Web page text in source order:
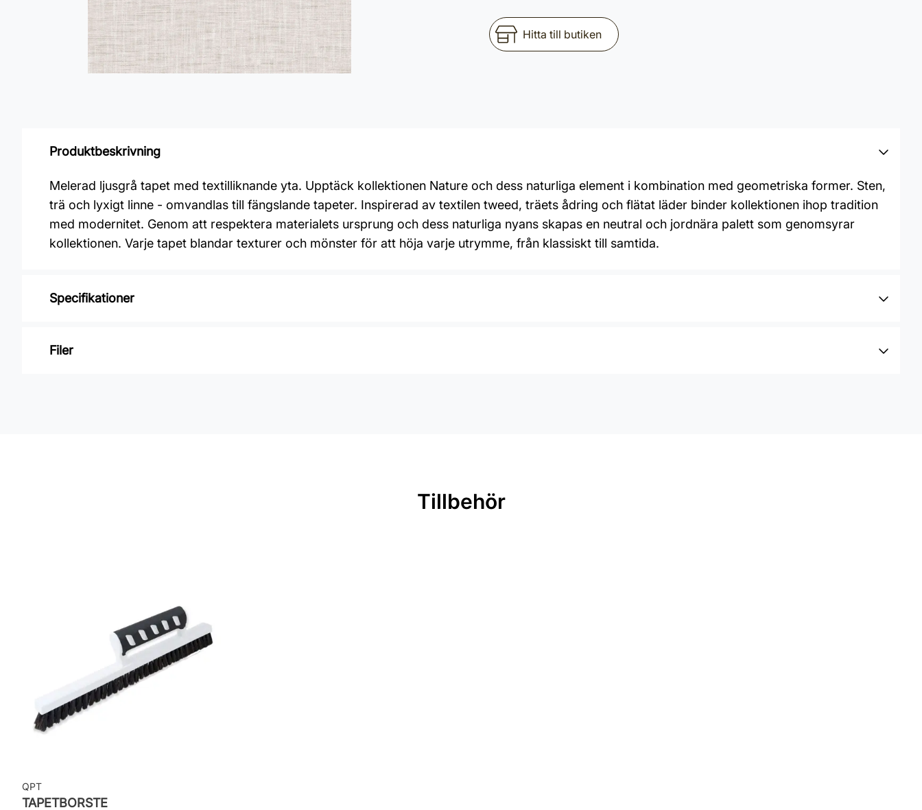
Hitta till butiken
Produktbeskrivning
Melerad ljusgrå tapet med textilliknande yta. Upptäck kollektionen Nature och dess naturliga element i kombination med geometriska former. Sten,
trä och lyxigt linne - omvandlas till fängslande tapeter. Inspirerad av textilen tweed, träets ådring och flätat läder binder kollektionen ihop tradition
med modernitet. Genom att respektera materialets ursprung och dess naturliga nyans skapas en neutral och jordnära palett som genomsyrar
kollektionen. Varje tapet blandar texturer och mönster för att höja varje utrymme, från klassiskt till samtida.
Specifikationer
Varumärke: Midbec Tapeter
Filer
Tillbehör
QPT
TAPETBORSTE